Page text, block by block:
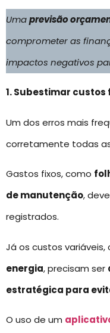
Umaprevisão
comprometer as
impactos negativos
1. Subestimar custos
Um dos erros mais
corretamente todas
Gastos fixos, como
de manutenção,
registrados.
Já os custos variáveis,
energia, precisam ser
estratégica para
O uso de um